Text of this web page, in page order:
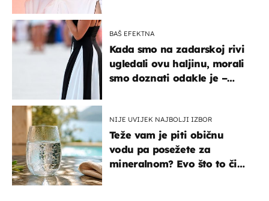
BAŠ EFEKTNA
Kada smo na zadarskoj rivi
ugledali ovu haljinu, morali
smo doznati odakle je –
NIJE UVIJEK NAJBOLJI IZBOR
Teže vam je piti običnu
vodu pa posežete za
mineralnom? Evo što to čini